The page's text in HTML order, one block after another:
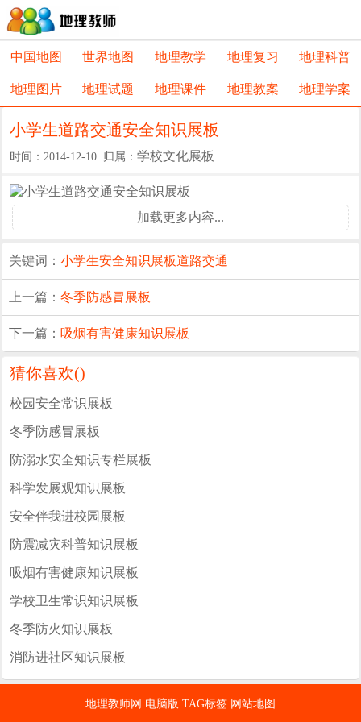
中国地图 世界地图 地理教学 地理复习 地理科普
地理图片 地理试题 地理课件 地理教案 地理学案
小学生道路交通安全知识展板
时间：2014-12-10 归属：学校文化展板
加载更多内容...
关键词：小学生安全知识展板道路交通
上一篇：冬季防感冒展板
下一篇： 吸烟有害健康知识展板
猜你喜欢()
校园安全常识展板
冬季防感冒展板
防溺水安全知识专栏展板
科学发展观知识展板
安全伴我进校园展板
防震减灾科普知识展板
吸烟有害健康知识展板
学校卫生常识知识展板
冬季防火知识展板
消防进社区知识展板
地理教师网 电脑版 TAG标签 网站地图